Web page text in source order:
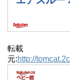
転載
元:http://